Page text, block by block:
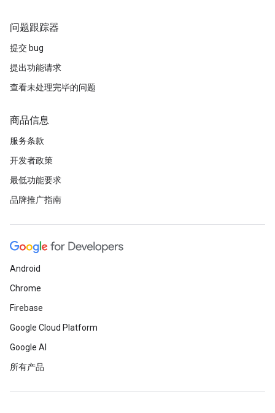
问题跟踪器
提交 bug
提出功能请求
查看未处理完毕的问题
商品信息
服务条款
开发者政策
最低功能要求
品牌推广指南
Android
Chrome
Firebase
Google Cloud Platform
Google AI
所有产品